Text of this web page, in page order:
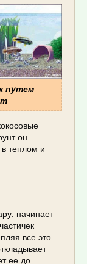
путем
он
теплом и
начинает
все это
ее до